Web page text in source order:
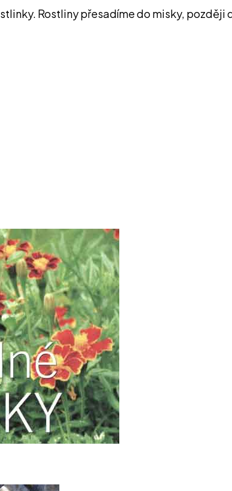
Rostliny přesadíme do misky, později